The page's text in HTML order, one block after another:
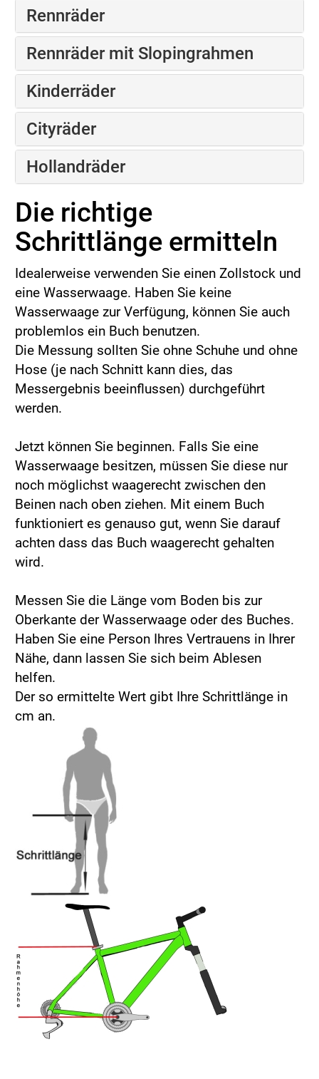
Rennräder
Rennräder mit Slopingrahmen
Kinderräder
Cityräder
Hollandräder
Die richtige
Schrittlänge ermitteln
Idealerweise verwenden Sie einen Zollstock und
eine Wasserwaage. Haben Sie keine
Wasserwaage zur Verfügung, können Sie auch
problemlos ein Buch benutzen.
Die Messung sollten Sie ohne Schuhe und ohne
Hose (je nach Schnitt kann dies, das
Messergebnis beeinflussen) durchgeführt
werden.
Jetzt können Sie beginnen. Falls Sie eine
Wasserwaage besitzen, müssen Sie diese nur
noch möglichst waagerecht zwischen den
Beinen nach oben ziehen. Mit einem Buch
funktioniert es genauso gut, wenn Sie darauf
achten dass das Buch waagerecht gehalten
wird.
Messen Sie die Länge vom Boden bis zur
Oberkante der Wasserwaage oder des Buches.
Haben Sie eine Person Ihres Vertrauens in Ihrer
Nähe, dann lassen Sie sich beim Ablesen
helfen.
Der so ermittelte Wert gibt Ihre Schrittlänge in
cm an.